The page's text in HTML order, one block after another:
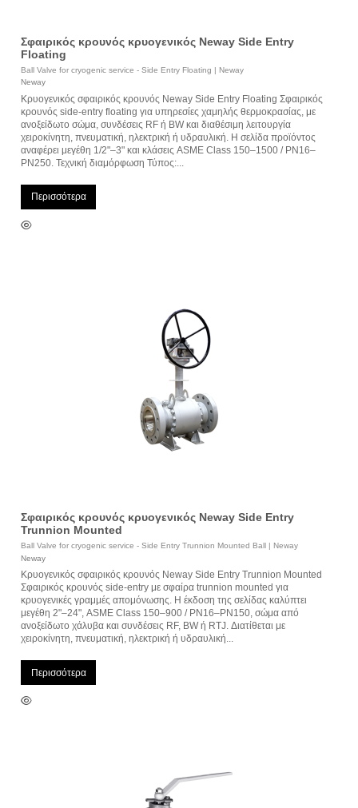
Σφαιρικός κρουνός κρυογενικός Neway Side Entry
Floating
Ball Valve for cryogenic service - Side Entry Floating | Neway
Neway
Κρυογενικός σφαιρικός κρουνός Neway Side Entry Floating Σφαιρικός
κρουνός side-entry floating για υπηρεσίες χαμηλής θερμοκρασίας, με
ανοξείδωτο σώμα, συνδέσεις RF ή BW και διαθέσιμη λειτουργία
χειροκίνητη, πνευματική, ηλεκτρική ή υδραυλική. Η σελίδα προϊόντος
αναφέρει μεγέθη 1/2"–3" και κλάσεις ASME Class 150–1500 / PN16–
PN250. Τεχνική διαμόρφωση Τύπος:...
Περισσότερα
Σφαιρικός κρουνός κρυογενικός Neway Side Entry
Trunnion Mounted
Ball Valve for cryogenic service - Side Entry Trunnion Mounted Ball | Neway
Neway
Κρυογενικός σφαιρικός κρουνός Neway Side Entry Trunnion Mounted
Σφαιρικός κρουνός side-entry με σφαίρα trunnion mounted για
κρυογενικές γραμμές απομόνωσης. Η έκδοση της σελίδας καλύπτει
μεγέθη 2"–24", ASME Class 150–900 / PN16–PN150, σώμα από
ανοξείδωτο χάλυβα και συνδέσεις RF, BW ή RTJ. Διατίθεται με
χειροκίνητη, πνευματική, ηλεκτρική ή υδραυλική...
Περισσότερα